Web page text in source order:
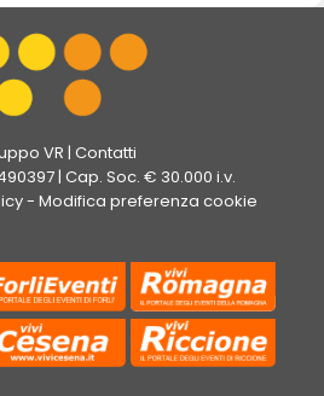
VR | Contatti
| Cap. Soc. € 30.000 i.v.
- Modifica preferenza cookie